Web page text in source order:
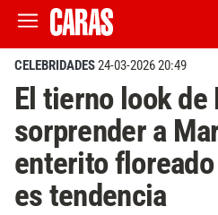
CELEBRIDADES24-03-2026 20:49
El tierno look
sorprender a
enterito
es tendencia